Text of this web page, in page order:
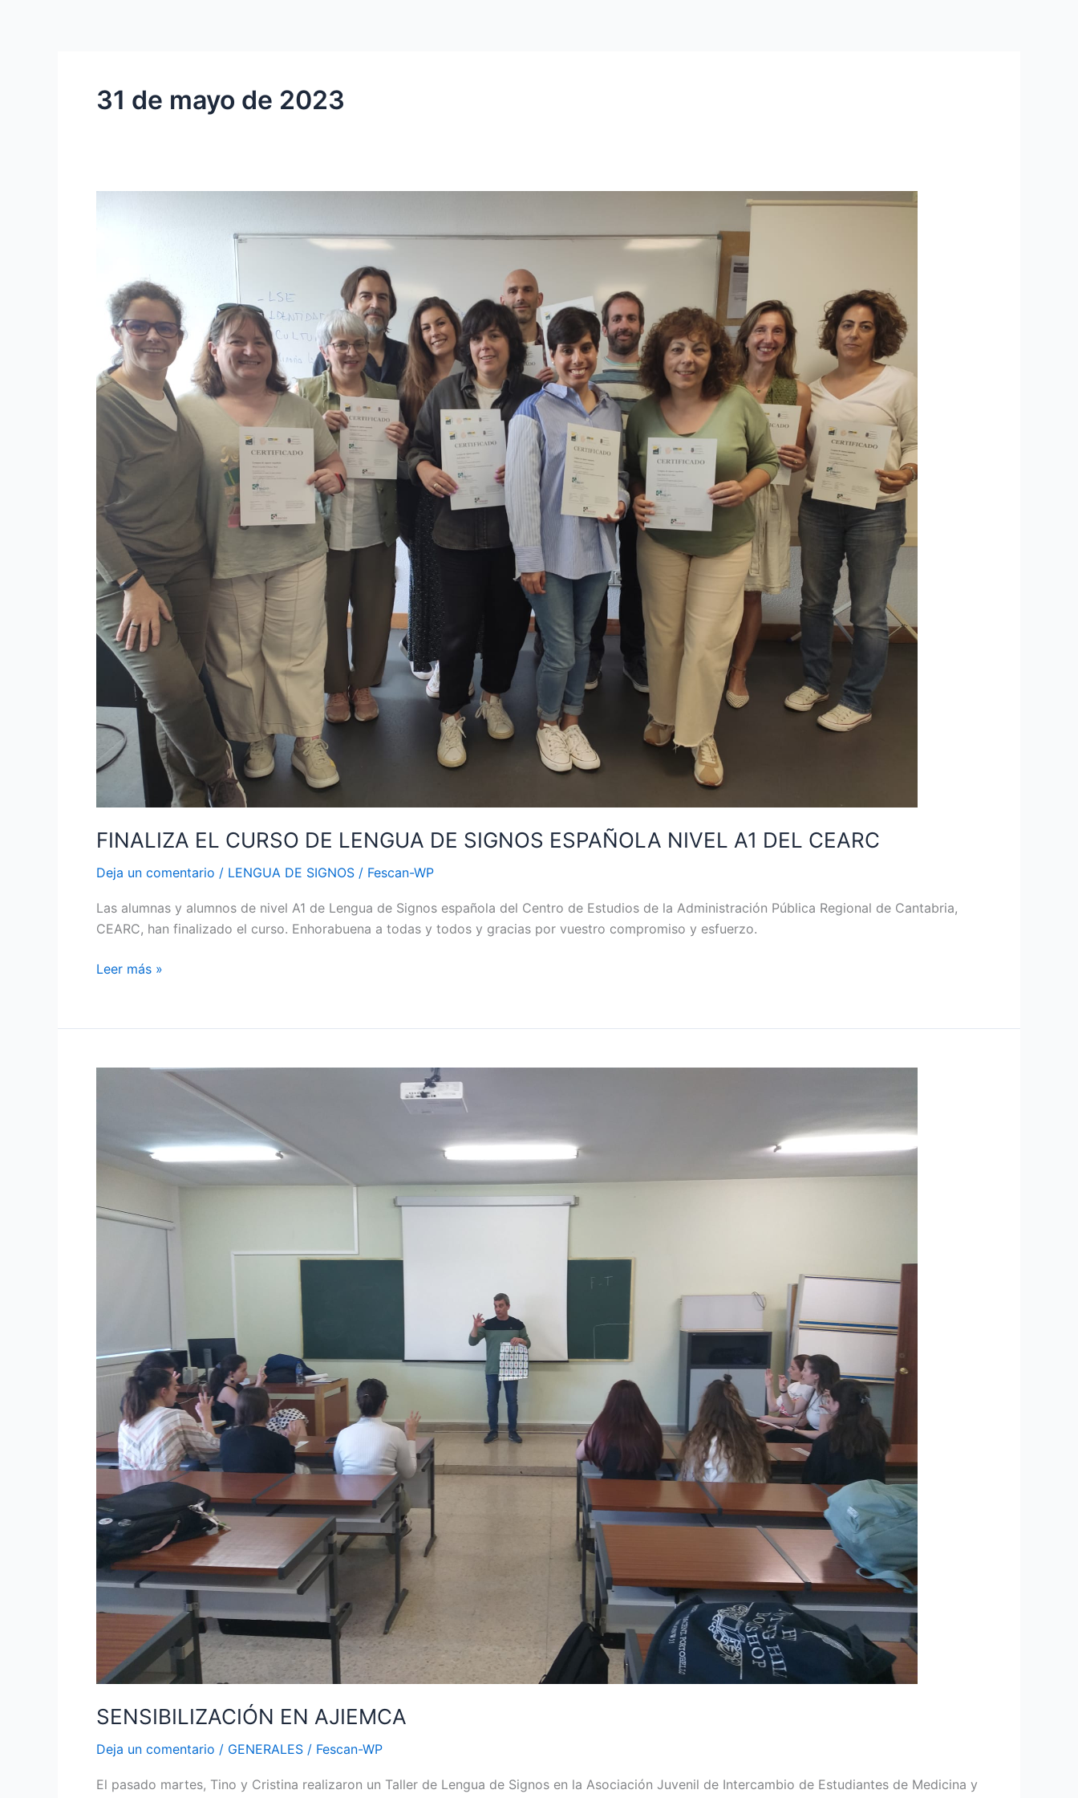
31 de mayo de 2023
FINALIZA EL CURSO DE LENGUA DE SIGNOS ESPAÑOLA NIVEL A1 DEL CEARC
Deja un comentario / LENGUA DE SIGNOS / Fescan-WP
Las alumnas y alumnos de nivel A1 de Lengua de Signos española del Centro de Estudios de la Administración Pública Regional de Cantabria,
CEARC, han finalizado el curso. Enhorabuena a todas y todos y gracias por vuestro compromiso y esfuerzo.
LENGUA
DE
SIGNOS
ESPAÑOLA
NIVEL
A1
DEL
CEARC
Leer más »
SENSIBILIZACIÓN EN AJIEMCA
Deja un comentario / GENERALES / Fescan-WP
El pasado martes, Tino y Cristina realizaron un Taller de Lengua de Signos en la Asociación Juvenil de Intercambio de Estudiantes de Medicina y
SENSIBILIZACIÓN